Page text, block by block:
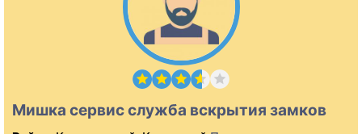
Мишка сервис служба вскрытия замков